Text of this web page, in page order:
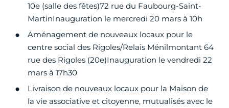
10e (salle des fêtes)72 rue du Faubourg-Saint-
MartinInauguration le mercredi 20 mars à 10h
Aménagement de nouveaux locaux pour le
centre social des Rigoles/Relais Ménilmontant 64
rue des Rigoles (20e)Inauguration le vendredi 22
mars à 17h30
Livraison de nouveaux locaux pour la Maison de
la vie associative et citoyenne, mutualisés avec le